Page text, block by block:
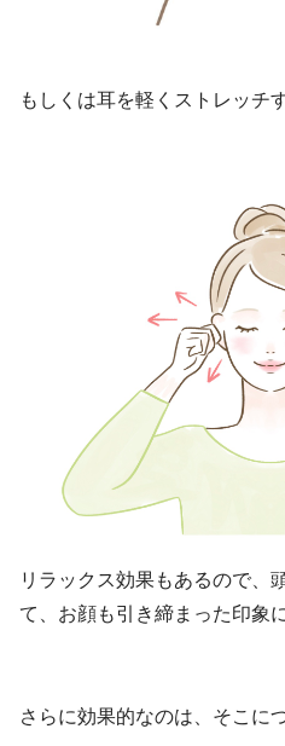
もしくは耳を軽くストレッチ
リラックス効果もあるので、
て、お顔も引き締まった印象
さらに効果的なのは、そこに